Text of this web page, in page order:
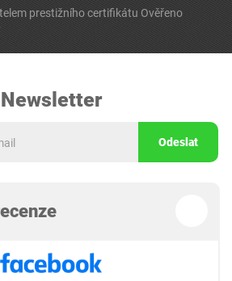
prestižního certifikátu Ověřeno
Newsletter
Odeslat